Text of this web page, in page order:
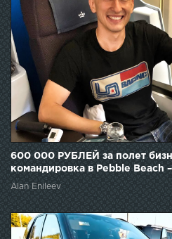
600 000 РУБЛЕЙ за полет
командировка в Pebble Beach
Alan Enileev